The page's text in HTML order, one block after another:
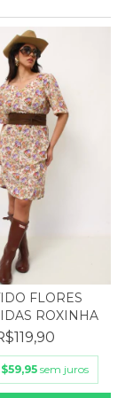
FLORES
ROXINHA
sem juros